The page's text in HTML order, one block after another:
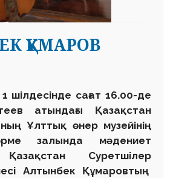
ҚҰМАРОВ
шілдесінде сағат 16.00-де
атындағы Қазақстан
Ұлттық өнер музейінің
залында мәдениет
Қазақстан Суретшілер
Алтынбек Құмаровтың